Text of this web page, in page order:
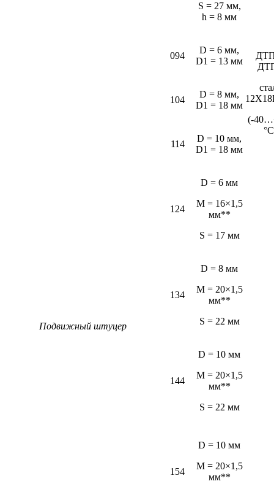
(-
S = 27 мм,
h = 8 мм
094
D = 6 мм,
D1 = 13 мм
104
D = 8 мм,
D1 = 18 мм
114
D = 10 мм,
D1 = 18 мм
Подвижный штуцер
124
D = 6 мм
M = 16×1,5
мм**
S = 17 мм
134
D = 8 мм
M = 20×1,5
мм**
S = 22 мм
144
D = 10 мм
M = 20×1,5
мм**
S = 22 мм
154
D = 10 мм
M = 20×1,5
мм**